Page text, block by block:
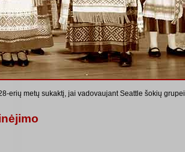
erių metų sukaktį, jai vadovaujant Seattle šokių grupei